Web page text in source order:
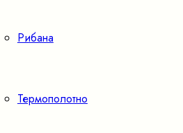
Рибана
Термополотно